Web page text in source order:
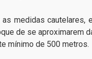
as medidas cautelares,
de se aproximarem
mínimo de 500 metros.